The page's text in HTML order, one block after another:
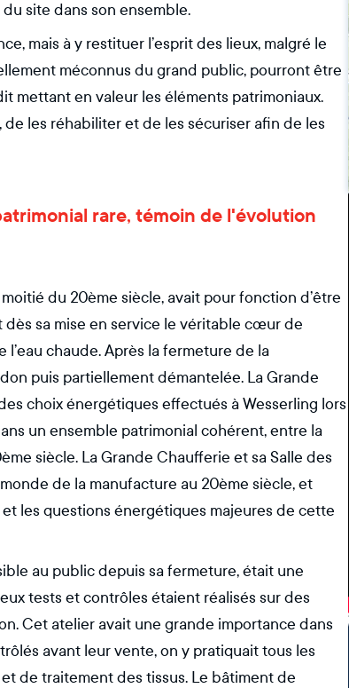
site dans son ensemble.
mais à y restituer l’esprit des lieux, malgré le
méconnus du grand public, pourront être
mettant en valeur les éléments patrimoniaux.
les réhabiliter et de les sécuriser afin de les
rare, témoin de l'évolution
du 20ème siècle, avait pour fonction d’être
sa mise en service le véritable cœur de
l’eau chaude. Après la fermeture de la
puis partiellement démantelée. La Grande
choix énergétiques effectués à Wesserling lors
un ensemble patrimonial cohérent, entre la
siècle. La Grande Chaufferie et sa Salle des
de la manufacture au 20ème siècle, et
les questions énergétiques majeures de cette
au public depuis sa fermeture, était une
tests et contrôles étaient réalisés sur des
Cet atelier avait une grande importance dans
avant leur vente, on y pratiquait tous les
de traitement des tissus. Le bâtiment de